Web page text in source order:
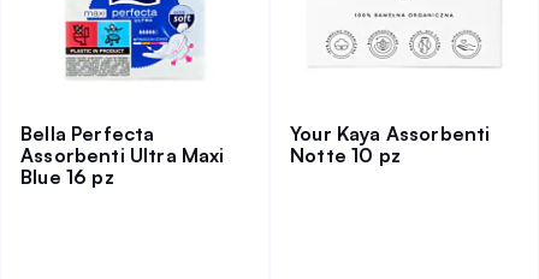
Bella Perfecta
Assorbenti Ultra Maxi
Blue 16 pz
Your Kaya Assorbenti
Notte 10 pz